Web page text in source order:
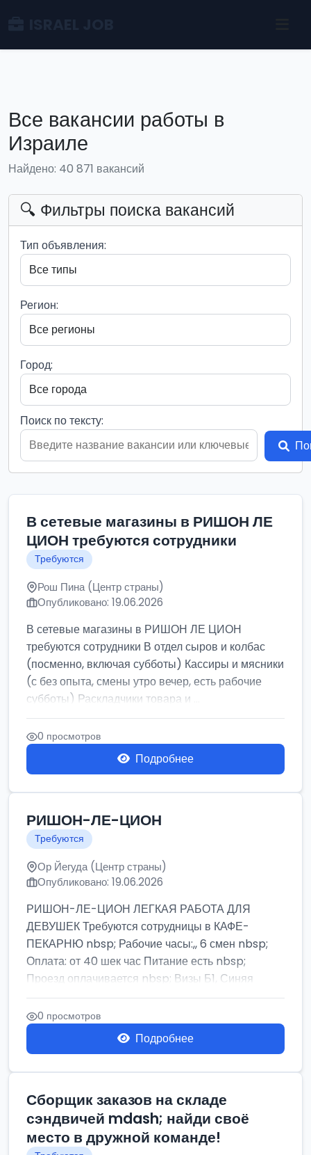
Все вакансии работы в
Израиле
Найдено: 40 871 вакансий
🔍 Фильтры поиска вакансий
Тип объявления:
Регион:
Город:
Поиск по тексту:
В сетевые магазины в РИШОН ЛЕ
ЦИОН требуются сотрудники
Требуются
Рош Пина (Центр страны)
Опубликовано: 19.06.2026
В сетевые магазины в РИШОН ЛЕ ЦИОН
требуются сотрудники В отдел сыров и колбас
(посменно, включая субботы) Кассиры и мясники
(с без опыта, смены утро вечер, есть рабочие
субботы) Раскладчики товара и ...
0 просмотров
Подробнее
РИШОН-ЛЕ-ЦИОН
Требуются
Ор Йегуда (Центр страны)
Опубликовано: 19.06.2026
РИШОН-ЛЕ-ЦИОН ЛЕГКАЯ РАБОТА ДЛЯ
ДЕВУШЕК Требуются сотрудницы в КАФЕ-
ПЕКАРНЮ nbsp; Рабочие часы:,, 6 смен nbsp;
Оплата: от 40 шек час Питание есть nbsp;
Проезд оплачивается nbsp; Визы Б1, Синяя
бумага,...
0 просмотров
Подробнее
Сборщик заказов на складе
сэндвичей mdash; найди своё
место в дружной команде!